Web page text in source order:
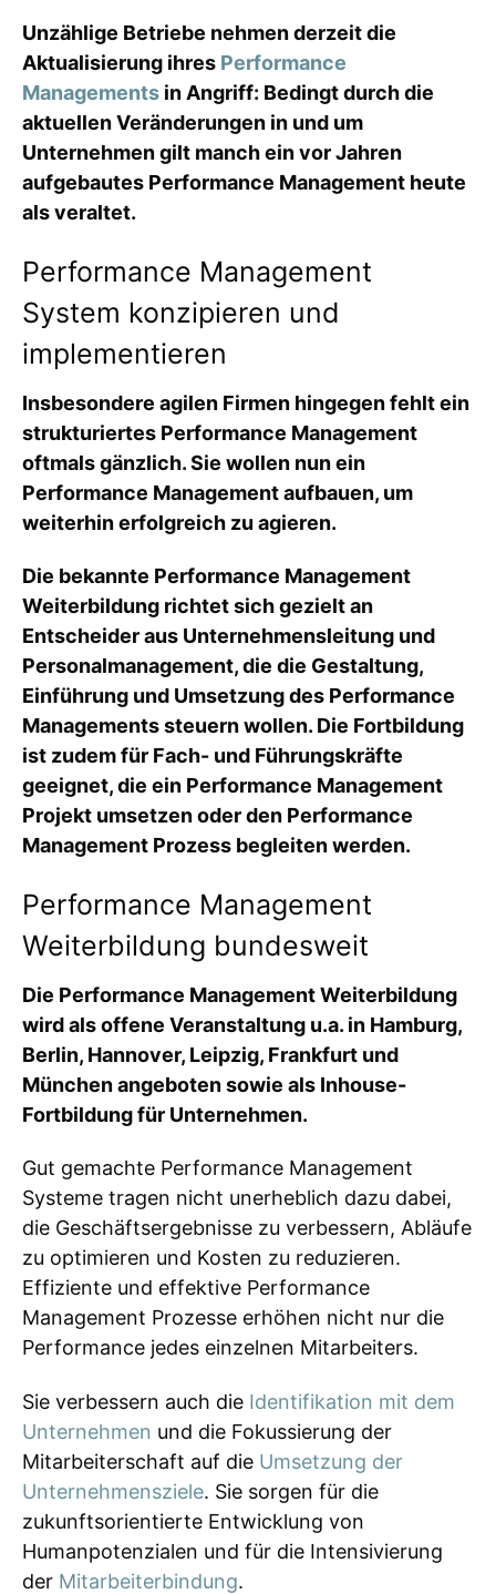
Unzählige Betriebe nehmen derzeit die
Aktualisierung ihres Performance
Managements in Angriff: Bedingt durch die
aktuellen Veränderungen in und um
Unternehmen gilt manch ein vor Jahren
aufgebautes Performance Management heute
als veraltet.
Performance Management
System konzipieren und
implementieren
Insbesondere agilen Firmen hingegen fehlt ein
strukturiertes Performance Management
oftmals gänzlich. Sie wollen nun ein
Performance Management aufbauen, um
weiterhin erfolgreich zu agieren.
Die bekannte Performance Management
Weiterbildung richtet sich gezielt an
Entscheider aus Unternehmensleitung und
Personalmanagement, die die Gestaltung,
Einführung und Umsetzung des Performance
Managements steuern wollen. Die Fortbildung
ist zudem für Fach- und Führungskräfte
geeignet, die ein Performance Management
Projekt umsetzen oder den Performance
Management Prozess begleiten werden.
Performance Management
Weiterbildung bundesweit
Die Performance Management Weiterbildung
wird als offene Veranstaltung u.a. in Hamburg,
Berlin, Hannover, Leipzig, Frankfurt und
München angeboten sowie als Inhouse-
Fortbildung für Unternehmen.
Gut gemachte Performance Management
Systeme tragen nicht unerheblich dazu dabei,
die Geschäftsergebnisse zu verbessern, Abläufe
zu optimieren und Kosten zu reduzieren.
Effiziente und effektive Performance
Management Prozesse erhöhen nicht nur die
Performance jedes einzelnen Mitarbeiters.
Sie verbessern auch die Identifikation mit dem
Unternehmen und die Fokussierung der
Mitarbeiterschaft auf die Umsetzung der
Unternehmensziele. Sie sorgen für die
zukunftsorientierte Entwicklung von
Humanpotenzialen und für die Intensivierung
der Mitarbeiterbindung.